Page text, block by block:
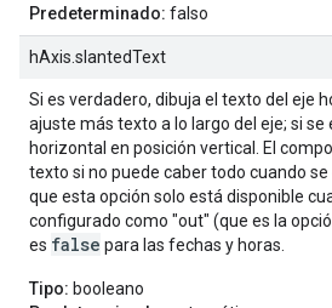
Predeterminado: falso
hAxis.slantedText
Si es verdadero, dibuja el texto del eje
ajuste más texto a lo largo del eje; si
horizontal en posición vertical. El
texto si no puede caber todo cuando
que esta opción solo está disponible
configurado como "out" (que es la
es false para las fechas y horas.
Tipo: booleano